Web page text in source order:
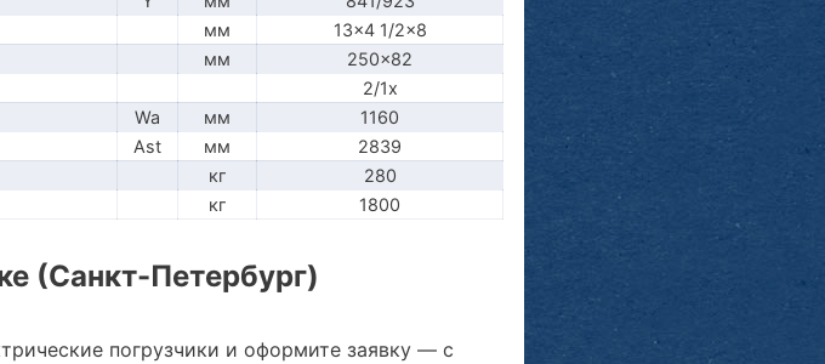
мм
13x4 1/2x8
мм
250x82
2/1x
Wa мм
1160
Ast мм
2839
кг
280
кг 1800
(Санкт-Петербург)
погрузчики и оформите заявку — с